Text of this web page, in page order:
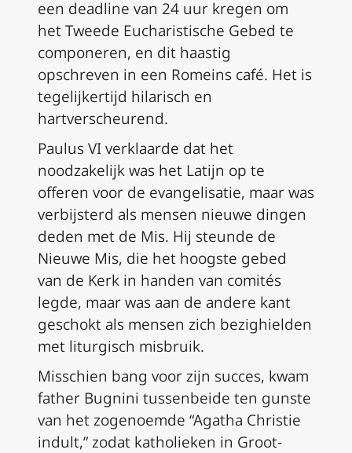
een deadline van 24 uur kregen om
het Tweede Eucharistische Gebed te
componeren, en dit haastig
opschreven in een Romeins café. Het is
tegelijkertijd hilarisch en
hartverscheurend.
Paulus VI verklaarde dat het
noodzakelijk was het Latijn op te
offeren voor de evangelisatie, maar was
verbijsterd als mensen nieuwe dingen
deden met de Mis. Hij steunde de
Nieuwe Mis, die het hoogste gebed
van de Kerk in handen van comités
legde, maar was aan de andere kant
geschokt als mensen zich bezighielden
met liturgisch misbruik.
Misschien bang voor zijn succes, kwam
father Bugnini tussenbeide ten gunste
van het zogenoemde “Agatha Christie
indult,” zodat katholieken in Groot-